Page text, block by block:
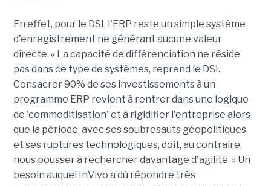
En effet, pour le DSI, l'ERP reste un simple système
d'enregistrement ne générant aucune valeur
directe. « La capacité de différenciation ne réside
pas dans ce type de systèmes, reprend le DSI.
Consacrer 90% de ses investissements à un
programme ERP revient à rentrer dans une logique
de 'commoditisation' et à rigidifier l'entreprise alors
que la période, avec ses soubresauts géopolitiques
et ses ruptures technologiques, doit, au contraire,
nous pousser à rechercher davantage d'agilité. » Un
besoin auquel InVivo a dû répondre très